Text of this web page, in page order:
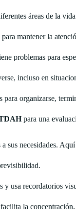
áreas de la
mantener la
problemas para
incluso en
organizarse,
para una
sus necesidades.
y usa recordatorios
la concentración.